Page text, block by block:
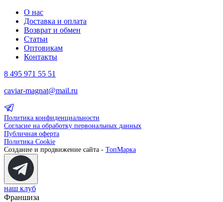
О нас
Доставка и оплата
Возврат и обмен
Статьи
Оптовикам
Контакты
8 495 971 55 51
caviar-magnat@mail.ru
Политика конфиденциальности
Согласие на обработку первональных данных
Публичная оферта
Политика Cookie
Создание и продвижение сайта - ТопМарка
наш клуб
Франшиза